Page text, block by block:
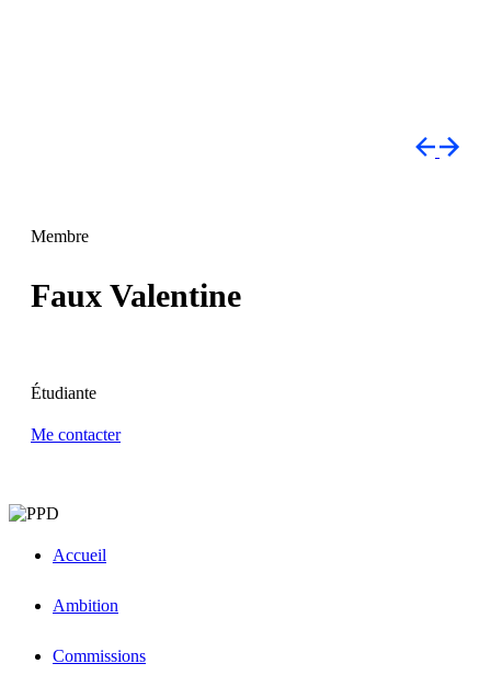
Membre
Faux Valentine
Étudiante
Me contacter
Accueil
Ambition
Commissions